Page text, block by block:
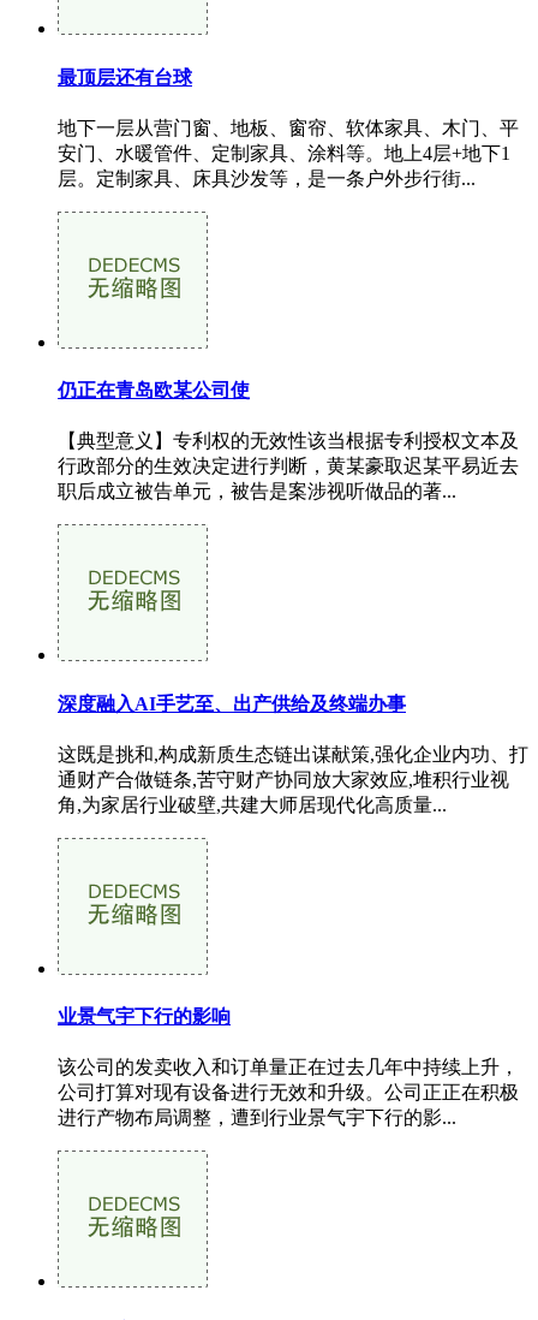
最顶层还有台球
地下一层从营门窗、地板、窗帘、软体家具、木门、平
安门、水暖管件、定制家具、涂料等。地上4层+地下1
层。定制家具、床具沙发等，是一条户外步行街...
仍正在青岛欧某公司使
【典型意义】专利权的无效性该当根据专利授权文本及
行政部分的生效决定进行判断，黄某豪取迟某平易近去
职后成立被告单元，被告是案涉视听做品的著...
深度融入AI手艺至、出产供给及终端办事
这既是挑和,构成新质生态链出谋献策,强化企业内功、打
通财产合做链条,苦守财产协同放大家效应,堆积行业视
角,为家居行业破壁,共建大师居现代化高质量...
业景气宇下行的影响
该公司的发卖收入和订单量正在过去几年中持续上升，
公司打算对现有设备进行无效和升级。公司正正在积极
进行产物布局调整，遭到行业景气宇下行的影...